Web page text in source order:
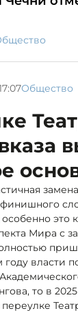
Общество
это
Мира с
власти
то в